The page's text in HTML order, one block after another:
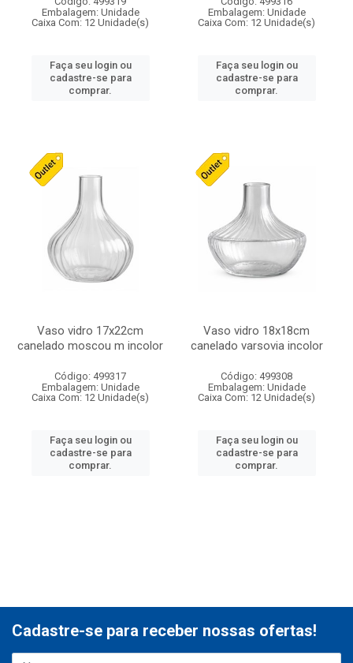
Embalagem: Unidade
Caixa Com: 12 Unidade(s)
Faça seu login ou
cadastre-se para
comprar.
Embalagem: Unidade
Caixa Com: 12 Unidade(s)
Faça seu login ou
cadastre-se para
comprar.
Vaso vidro 17x22cm
canelado moscou m incolor
Código: 499317
Embalagem: Unidade
Caixa Com: 12 Unidade(s)
Faça seu login ou
cadastre-se para
comprar.
Vaso vidro 18x18cm
canelado varsovia incolor
Código: 499308
Embalagem: Unidade
Caixa Com: 12 Unidade(s)
Faça seu login ou
cadastre-se para
comprar.
Cadastre-se para receber nossas ofertas!